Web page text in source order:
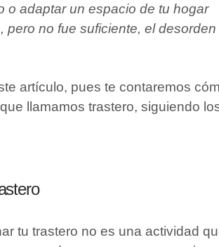
o adaptar un espacio de tu hogar
no fue suficiente, el desorden
artículo, pues te contaremos
llamamos trastero, siguiendo
tu trastero no es una actividad